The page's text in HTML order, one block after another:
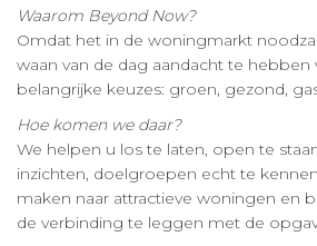
Waarom Beyond Now?
Omdat het in de woningmarkt
waan van de dag aandacht te hebben
belangrijke keuzes: groen, gezond,
Hoe komen we daar?
We helpen u los te laten, open te
inzichten, doelgroepen echt te
maken naar attractieve woningen en
de verbinding te leggen met de